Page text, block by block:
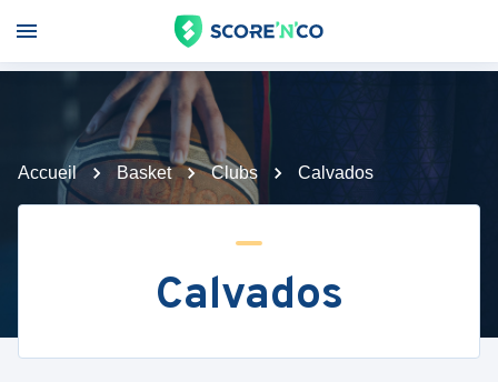
Accueil Basket Clubs Calvados
Calvados